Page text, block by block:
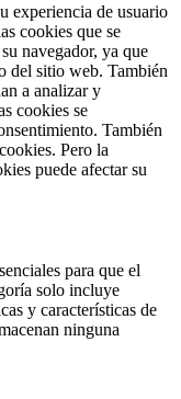
experiencia de usuario
cookies que se
navegador, ya que
del sitio web. También
a analizar y
cookies se
También
Pero la
puede afectar su
para que el
solo incluye
y características de
ninguna